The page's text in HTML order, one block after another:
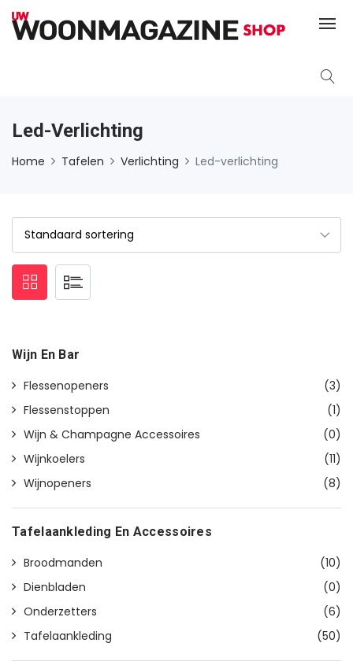
Led-Verlichting
Home Tafelen Verlichting Led-verlichting
Wijn En Bar
Flessenopeners
(3)
Flessenstoppen
(1)
Wijn & Champagne Accessoires
(0)
Wijnkoelers
(11)
Wijnopeners
(8)
Tafelaankleding En Accessoires
Broodmanden
(10)
Dienbladen
(0)
Onderzetters
(6)
Tafelaankleding
(50)